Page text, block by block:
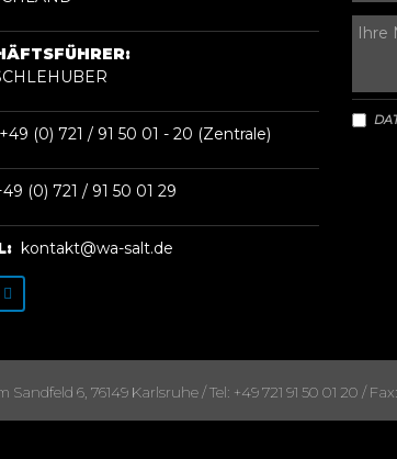
+49 (0) 721 / 91 50 01 - 20 (Zentrale)
(0) 721 / 91 50 01 29
kontakt@wa-salt.de
6, 76149 Karlsruhe / Tel: +49 721 91 50 01 20 / Fax: